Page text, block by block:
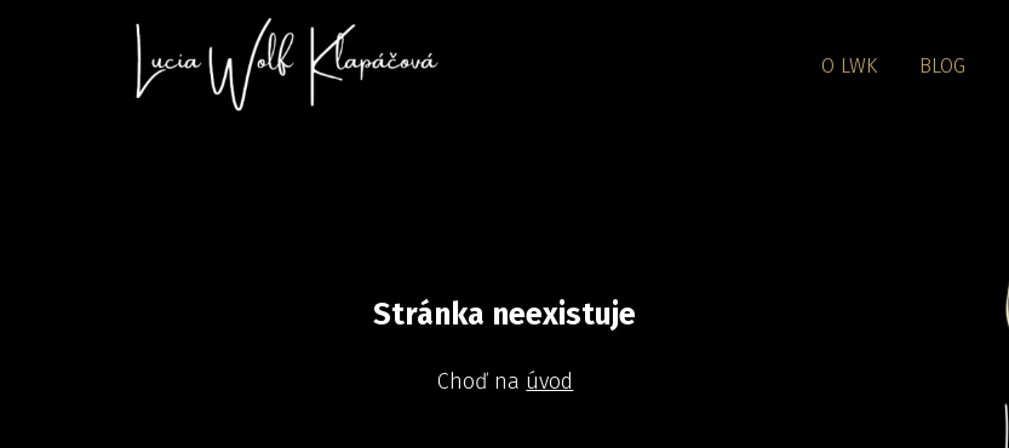
O LWK BLOG
Stránka neexistuje
Choď na úvod